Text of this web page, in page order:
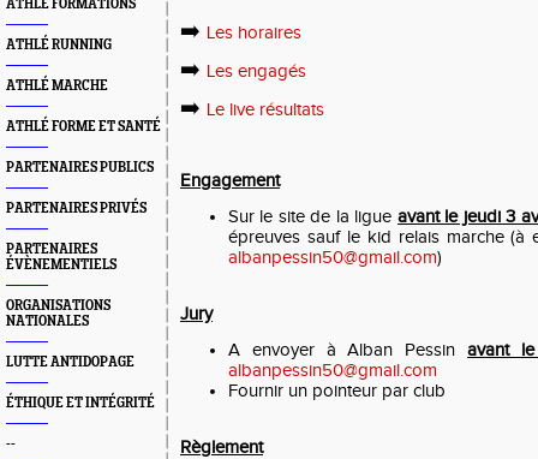
ATHLÉ FORMATIONS
ATHLÉ RUNNING
ATHLÉ MARCHE
ATHLÉ FORME ET SANTÉ
PARTENAIRES PUBLICS
PARTENAIRES PRIVÉS
PARTENAIRES
ÉVÈNEMENTIELS
ORGANISATIONS
NATIONALES
LUTTE ANTIDOPAGE
ÉTHIQUE ET INTÉGRITÉ
--
➡️ Les horaires
➡️ Les engagés
➡️ Le live résultats
Engagement
Sur le site de la ligue avant le jeudi 3
épreuves sauf le kid relais marche (à
albanpessin50@gmail.com)
Jury
A envoyer à Alban Pessinavant
albanpessin50@gmail.com
Fournir un pointeur par club
Règlement